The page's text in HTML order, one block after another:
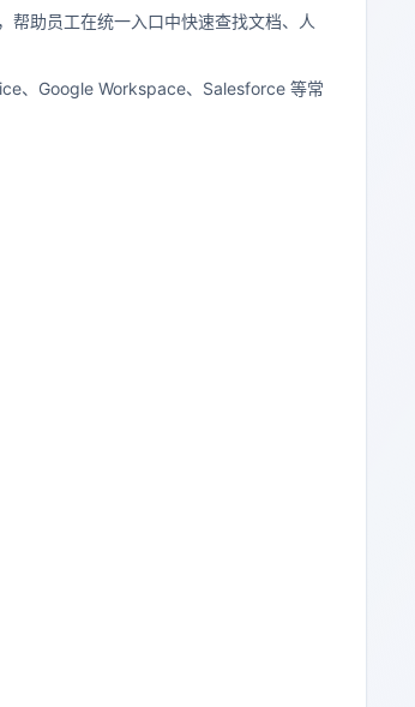
帮助员工在统一入口中快速查找文档、人
、Google Workspace、Salesforce 等常